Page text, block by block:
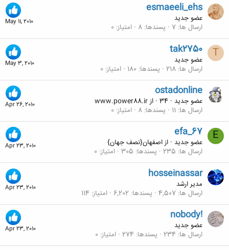
May 11, 2010
esmaeeli_ehs
عضو جدید
ارسال ها 7 پسندها 8 امتیاز 0
T
May 3, 2010
tak2750
عضو جدید
ارسال ها 218 پسندها 180 امتیاز 0
Apr 26, 2010
ostadonline
عضو جدید ·
· ازwww.power88.ir
ارسال ها 11 پسندها 8 امتیاز 0
E
Apr 23, 2010
efa_67
عضو جدید · ازاصفهان{نصف جهان}
ارسال ها 235 پسندها 305 امتیاز 0
Apr 23, 2010
hosseinassar
مدیر ارشد
ارسال ها 4,507 پسندها 6,202 امتیاز 114
Apr 23, 2010
nobody!
عضو جدید
ارسال ها 234 پسندها 274 امتیاز 0